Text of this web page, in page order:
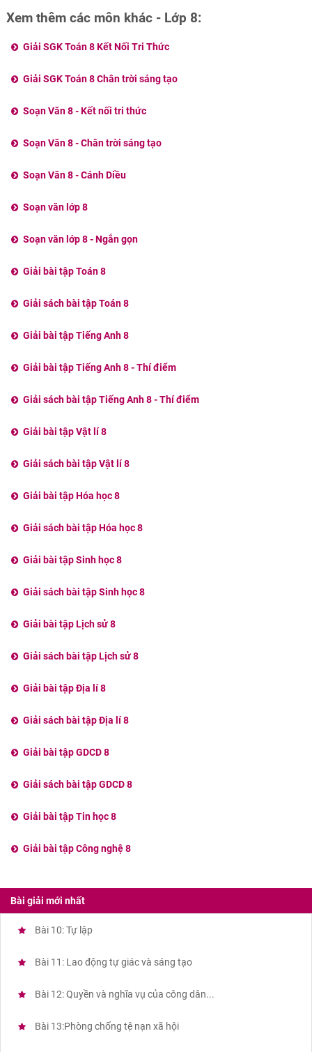
phút
Xem thêm các môn khác - Lớp 8:
Giải SGK Toán 8 Kết Nối Tri Thức
Giải SGK Toán 8 Chân trời sáng tạo
Soạn Văn 8 - Kết nối tri thức
Soạn Văn 8 - Chân trời sáng tạo
Soạn Văn 8 - Cánh Diều
Soạn văn lớp 8
Soạn văn lớp 8 - Ngắn gọn
Giải bài tập Toán 8
Giải sách bài tập Toán 8
Giải bài tập Tiếng Anh 8
Giải bài tập Tiếng Anh 8 - Thí điểm
Giải sách bài tập Tiếng Anh 8 - Thí điểm
Giải bài tập Vật lí 8
Giải sách bài tập Vật lí 8
Giải bài tập Hóa học 8
Giải sách bài tập Hóa học 8
Giải bài tập Sinh học 8
Giải sách bài tập Sinh học 8
Giải bài tập Lịch sử 8
Giải sách bài tập Lịch sử 8
Giải bài tập Địa lí 8
Giải sách bài tập Địa lí 8
Giải bài tập GDCD 8
Giải sách bài tập GDCD 8
Giải bài tập Tin học 8
Giải bài tập Công nghệ 8
Bài giải mới nhất
Bài 10: Tự lập
Bài 11: Lao động tự giác và sáng tạo
Bài 12: Quyền và nghĩa vụ của công dân...
Bài 13:Phòng chống tệ nạn xã hội